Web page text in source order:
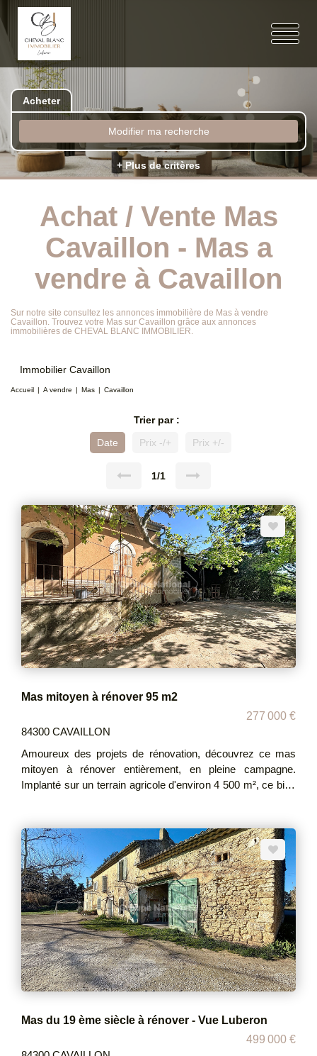
Acheter
Modifier ma recherche
+ Plus de critères
Achat / Vente Mas
Cavaillon - Mas a
vendre à Cavaillon
Sur notre site consultez les annonces immobilière de Mas à vendre
Cavaillon. Trouvez votre Mas sur Cavaillon grâce aux annonces
immobilières de CHEVAL BLANC IMMOBILIER.
Immobilier Cavaillon
Accueil A vendre Mas Cavaillon
Trier par :
Date
Prix -/+ Prix +/-
1/1
Mas mitoyen à rénover 95 m2
277 000 €
84300 CAVAILLON
Amoureux des projets de rénovation, découvrez ce mas
mitoyen à rénover entièrement, en pleine campagne.
Implanté sur un terrain agricole d'environ 4 500 m², ce bien
dispose d'un plancher béton, permettant d'envisager une
surélévation selon vos projets et les autorisations en
vigueur. Vous bénéficierez également d'un vaste hangar
agricole d'environ 150 m², idéal pour du stockage, un atelier
ou une activité agricole. Honoraires à la charge du vendeur
non soumis au DPE Les informations sur les risques
auxquels ce bien est exposé sont disponibles sur le site
Géorisques : www. georisques.gouv.fr
Mas du 19 ème siècle à rénover - Vue Luberon
499 000 €